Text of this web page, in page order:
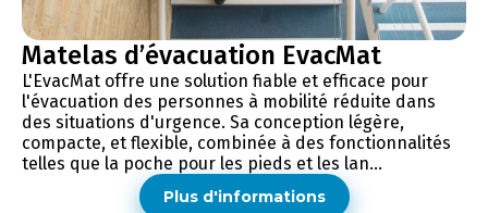
Matelas d’évacuation EvacMat
L'EvacMat offre une solution fiable et efficace pour
l'évacuation des personnes à mobilité réduite dans
des situations d'urgence. Sa conception légère,
compacte, et flexible, combinée à des fonctionnalités
telles que la poche pour les pieds et les lan...
Plus d'informations